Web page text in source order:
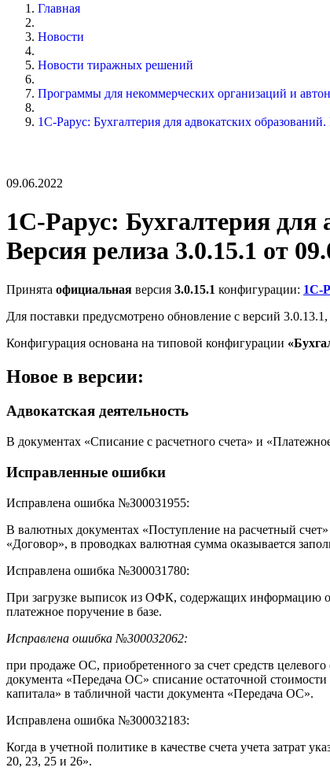
Главная
Новости
Новости тиражных решений
Программы для некоммерческих организаций и
1С-Рарус: Бухгалтерия для адвокатских
09.06.2022
1С-Рарус: Бухгалтерия для
Версия релиза 3.0.15.1 от
Принята официальная версия 3.0.15.1 конфигурации: 1С-
Для поставки предусмотрено обновление с версий
Конфигурация основана на типовой конфигурации
Новое в версии:
Адвокатская деятельность
В документах «Списание с расчетного счета» и
Исправленные ошибки
Исправлена ошибка №З00031955:
В валютных документах «Поступление на расчетный
«Договор», в проводках валютная сумма оказывается
Исправлена ошибка №З00031780:
При загрузке выписок из ОФК, содержащих информацию
платежное поручение в базе.
Исправлена ошибка №300032062:
при продаже ОС, приобретенного за счет средств
документа «Передача ОС» списание остаточной
капитала» в табличной части документа «Передача ОС».
Исправлена ошибка №З00032183:
Когда в учетной политике в качестве счета учета затрат
20, 23, 25 и 26».